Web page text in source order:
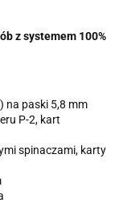
z systemem 100%
na paski 5,8 mm
P-2, kart
spinaczami, karty